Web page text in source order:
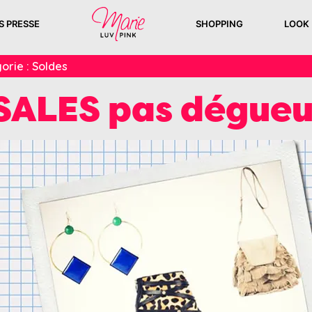
PRESSE SHOPPING LOOK
: Soldes
pas